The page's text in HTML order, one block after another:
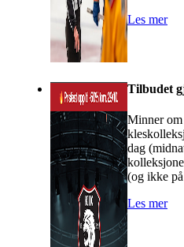
Les mer
Tilbudet
Minner
dag
(og ikke
Les mer